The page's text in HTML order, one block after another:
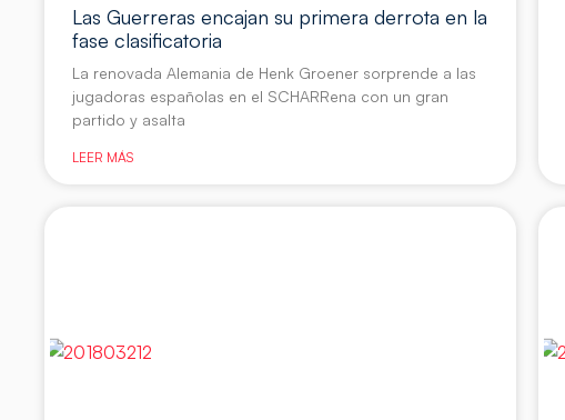
Las Guerreras encajan su primera derrota en la
fase clasificatoria
La renovada Alemania de Henk Groener sorprende a las
jugadoras españolas en el SCHARRena con un gran
partido y asalta
LEER MÁS